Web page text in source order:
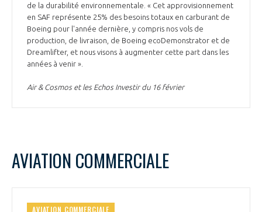
de la durabilité environnementale. « Cet approvisionnement
en SAF représente 25% des besoins totaux en carburant de
Boeing pour l'année dernière, y compris nos vols de
production, de livraison, de Boeing ecoDemonstrator et de
Dreamlifter, et nous visons à augmenter cette part dans les
années à venir ».
Air & Cosmos et les Echos Investir du 16 février
AVIATION COMMERCIALE
AVIATION COMMERCIALE